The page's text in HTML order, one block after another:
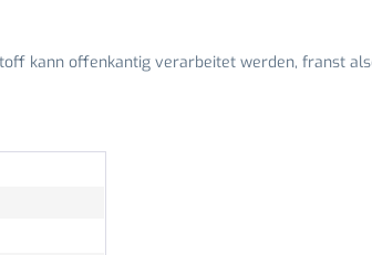
kann offenkantig verarbeitet werden, franst